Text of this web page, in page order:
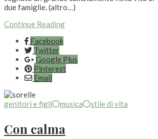
due famiglie. (altro…)
Continue Reading
Facebook
Twitter
Google Plus
Pinterest
Email
genitori e figli musica stile di vita
Con calma